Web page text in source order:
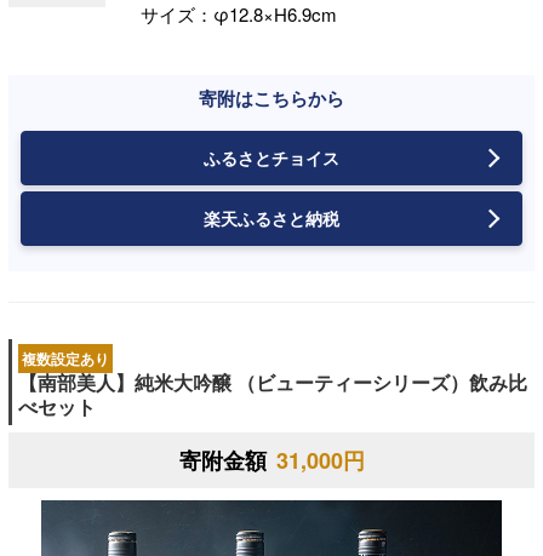
サイズ：φ12.8×H6.9cm
寄附はこちらから
ふるさとチョイス
楽天ふるさと納税
複数設定あり
【南部美人】純米大吟醸 （ビューティーシリーズ）飲み比
べセット
寄附金額 31,000円